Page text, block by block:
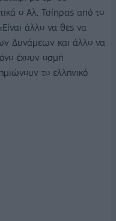
ο Αλ. Τσίπρας από το
άλλο να θες να
Δυνάμεων και άλλο να
έχουν οσμή
το ελληνικό